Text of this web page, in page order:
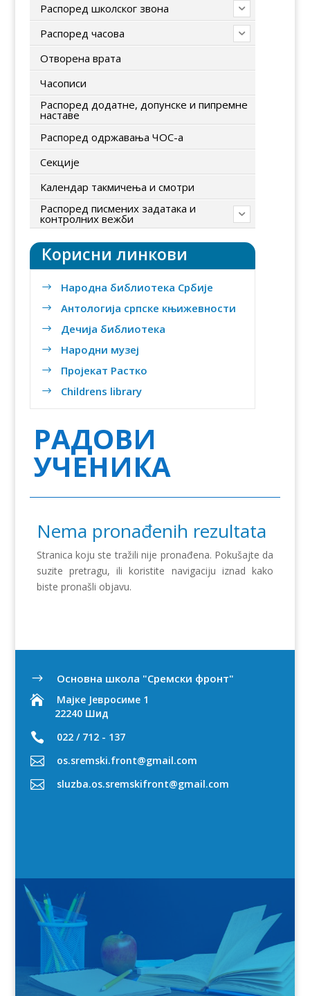
Распоред школског звона
Распоред часова
Отворена врата
Часописи
Распоред додатне, допунске и пипремне
наставе
Распоред одржавања ЧОС-а
Секције
Календар такмичења и смотри
Распоред писмених задатака и
контролних вежби
Корисни линкови
$ Народна библиотека Србије
$ Антологија српске књижевности
$ Дечија библиотека
$ Народни музеј
$ Пројекат Растко
$ Childrens library
РАДОВИ
УЧЕНИКА
Nema pronađenih rezultata
Stranica koju ste tražili nije pronađena. Pokušajte da
suzite pretragu, ili koristite navigaciju iznad kako
biste pronašli objavu.
$
Oсновна школа "Сремски фронт"

Мајке Јевросиме 1
22240 Шид
 022 / 712 - 137
 os.sremski.front@gmail.com
 sluzba.os.sremskifront@gmail.com